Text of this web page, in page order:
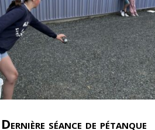
Dernière séance de pétanque